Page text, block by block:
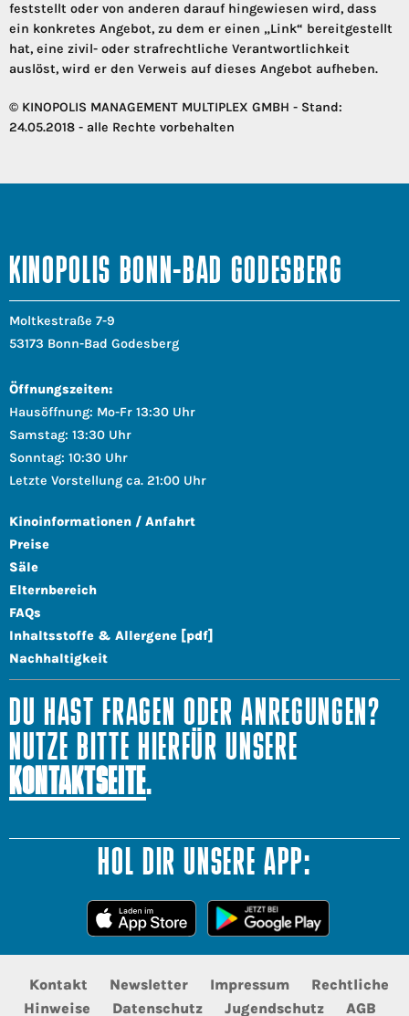
feststellt oder von anderen darauf hingewiesen wird, dass
ein konkretes Angebot, zu dem er einen „Link“ bereitgestellt
hat, eine zivil- oder strafrechtliche Verantwortlichkeit
auslöst, wird er den Verweis auf dieses Angebot aufheben.
© KINOPOLIS MANAGEMENT MULTIPLEX GMBH - Stand:
24.05.2018 - alle Rechte vorbehalten
KINOPOLIS BONN-BAD GODESBERG
Moltkestraße 7-9
53173 Bonn-Bad Godesberg
Öffnungszeiten:
Hausöffnung: Mo-Fr 13:30 Uhr
Samstag: 13:30 Uhr
Sonntag: 10:30 Uhr
Letzte Vorstellung ca. 21:00 Uhr
Kinoinformationen / Anfahrt
Preise
Säle
Elternbereich
FAQs
Inhaltsstoffe & Allergene [pdf]
Nachhaltigkeit
DU HAST FRAGEN ODER ANREGUNGEN?
NUTZE BITTE HIERFÜR UNSERE
KONTAKTSEITE.
HOL DIR UNSERE APP:
Kontakt Newsletter Impressum
Rechtliche
Hinweise
Datenschutz Jugendschutz AGB